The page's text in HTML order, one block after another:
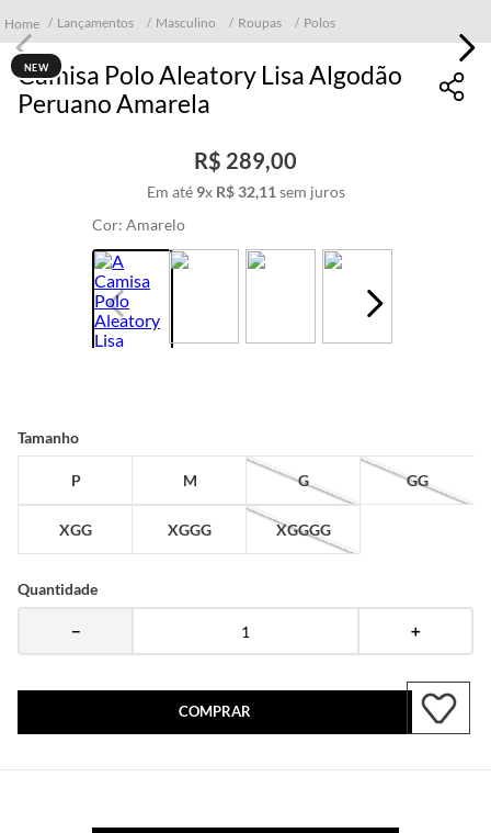
Lançamentos Masculino Roupas Polos
NEW
Camisa Polo Aleatory Lisa Algodão
Peruano Amarela
R$ 289,00
Em até 9x R$ 32,11 sem juros
Cor: Amarelo
Tamanho
P M G GG
XGG XGGG XGGGG
Quantidade
＋
－
COMPRAR